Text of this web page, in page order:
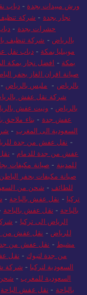
ورش مبيدات بجدة -دباب
نجار بجدة - شركة
حشرات بجدة -
بالرياض - شركة تنظيف
موبيليا بمكة -دباب نقل
بمكة - افضل نجار بمكة
صيانة افران الغاز بحفر
بالرياض - مليس بالرياض -
شركة نقل عفش
بالرياض - ونيت عفش
عفش جدة - بناء ملاحق
السعودية الى المغرب -
- نقل عفش من جدة
عفش من جدة للدمام -
للمدينة - صيانة مكيفات
صيانة مكيفات بحفر الباطن
للطائف - شحن من
تركيا - نقل عفش بالباحة -
بالباحة - نقل عفش بالباحة
الرياض الى تركيا -
للرياض - نقل عفش من
مشيط - نقل عفش من
من جدة لتبوك - نقل
السعودية لتركيا - شركة
السعودية للمغرب -
بالباحة - نقل عفش الباحة